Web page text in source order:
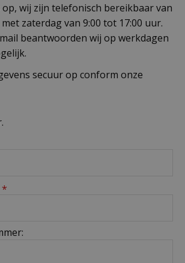
wij zijn telefonisch bereikbaar van
zaterdag van 9:00 tot 17:00 uur.
beantwoorden wij op werkdagen
secuur op conform onze
*